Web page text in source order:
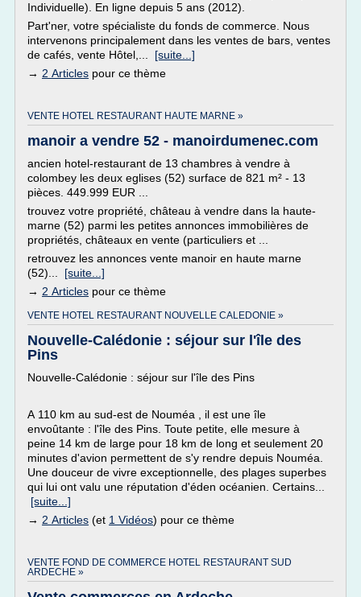
Individuelle). En ligne depuis 5 ans (2012).
Part'ner, votre spécialiste du fonds de commerce. Nous
intervenons principalement dans les ventes de bars, ventes
de cafés, vente Hôtel,... [suite...]
→ 2 Articles pour ce thème
VENTE HOTEL RESTAURANT HAUTE MARNE »
manoir a vendre 52 - manoirdumenec.com
ancien hotel-restaurant de 13 chambres à vendre à
colombey les deux eglises (52) surface de 821 m² - 13
pièces. 449.999 EUR ...
trouvez votre propriété, château à vendre dans la haute-
marne (52) parmi les petites annonces immobilières de
propriétés, châteaux en vente (particuliers et ...
retrouvez les annonces vente manoir en haute marne
(52)... [suite...]
→ 2 Articles pour ce thème
VENTE HOTEL RESTAURANT NOUVELLE CALEDONIE »
Nouvelle-Calédonie : séjour sur l'île des
Pins
Nouvelle-Calédonie : séjour sur l'île des Pins
A 110 km au sud-est de Nouméa , il est une île
envoûtante : l'île des Pins. Toute petite, elle mesure à
peine 14 km de large pour 18 km de long et seulement 20
minutes d'avion permettent de s'y rendre depuis Nouméa.
Une douceur de vivre exceptionnelle, des plages superbes
qui lui ont valu une réputation d'éden océanien. Certains...
[suite...]
→ 2 Articles (et 1 Vidéos) pour ce thème
VENTE FOND DE COMMERCE HOTEL RESTAURANT SUD
ARDECHE »